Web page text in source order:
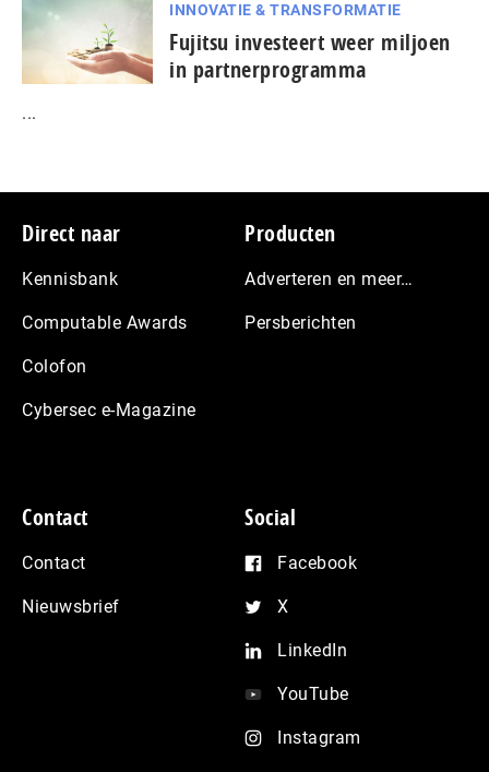
INNOVATIE & TRANSFORMATIE
Fujitsu investeert weer miljoen
in partnerprogramma
...
Footer
Direct naar
Kennisbank
Computable Awards
Colofon
Cybersec e-Magazine
Producten
Adverteren en meer…
Persberichten
Contact
Contact
Nieuwsbrief
Social
Facebook
X
LinkedIn
YouTube
Instagram